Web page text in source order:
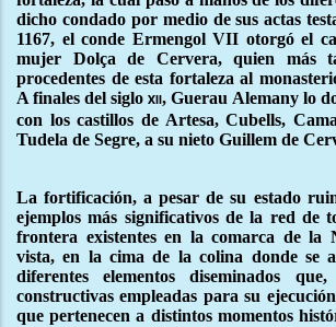
dicho condado por medio de sus actas
1167, el conde Ermengol VII otorgó el
mujer Dolça de Cervera, quien más
procedentes de esta fortaleza al
A finales del sigloxii, Guerau Alemany lo
con los castillos de Artesa, Cubells,
Tudela de Segre, a su nieto Guillem de
La fortificación, a pesar de su estado
ejemplos más significativos de la red de
frontera existentes en la comarca de la
vista, en la cima de la colina donde se
diferentes elementos diseminados
constructivas empleadas para su
que pertenecen a distintos momentos